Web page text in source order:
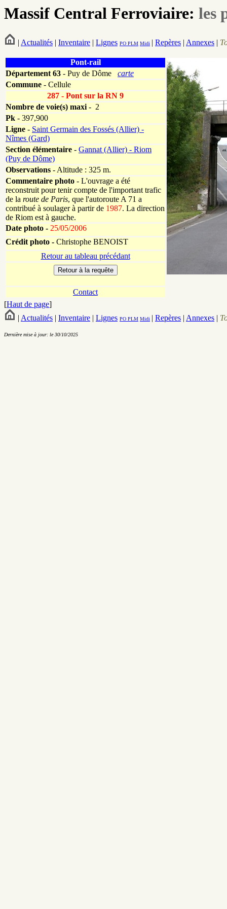
Massif Central Ferroviaire: les
| Actualités | Inventaire | Lignes PO PLM Midi | Repères | Annexes |
Pont-rail
Département63 - Puy de Dôme carte
Commune - Cellule
287 - Pont sur la RN 9
Nombre de voie(s) maxi- 2
Pk - 397,900
Ligne - Saint Germain des Fossés (Allier) -
Nîmes (Gard)
Section élémentaire - Gannat (Allier) - Riom
(Puy de Dôme)
Observations - Altitude : 325 m.
Commentaire photo - L'ouvrage a été
reconstruit pour tenir compte de l'important trafic
de la route de Paris, que l'autoroute A 71 a
contribué à soulager à partir de 1987. La direction
de Riom est à gauche.
Date photo - 25/05/2006
Crédit photo - Christophe BENOIST
Retour au tableau précédant
Contact
[Haut de page]
| Actualités | Inventaire | Lignes PO PLM Midi | Repères | Annexes |
Dernière mise à jour: le 30/10/2025